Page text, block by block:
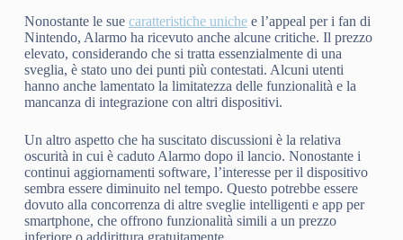
Nonostante le sue caratteristiche unichee l’appeal per i fan di
Nintendo, Alarmo ha ricevuto anche alcune critiche. Il prezzo
elevato, considerando che si tratta essenzialmente di una
sveglia, è stato uno dei punti più contestati. Alcuni utenti
hanno anche lamentato la limitatezza delle funzionalità e la
mancanza di integrazione con altri dispositivi.
Un altro aspetto che ha suscitato discussioni è la relativa
oscurità in cui è caduto Alarmo dopo il lancio. Nonostante i
continui aggiornamenti software, l’interesse per il dispositivo
sembra essere diminuito nel tempo. Questo potrebbe essere
dovuto alla concorrenza di altre sveglie intelligenti e app per
smartphone, che offrono funzionalità simili a un prezzo
inferiore o addirittura gratuitamente.